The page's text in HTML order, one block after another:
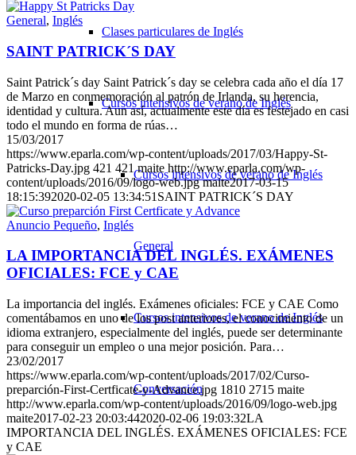
Clases particulares de Inglés
Cursos intensivos de verano de Inglés
Cursos intensivos de verano de Inglés
General
Cursos intensivos de verano de Inglés
Conversación
General, Inglés
SAINT PATRICK´S DAY
Saint Patrick´s day Saint Patrick´s day se celebra cada año el día 17
de Marzo en conmemoración al patrón de Irlanda, su herencia,
identidad y cultura. Aun así, actualmente este día es festejado en casi
todo el mundo en forma de rúas…
15/03/2017
https://www.eparla.com/wp-content/uploads/2017/03/Happy-St-
Patricks-Day.jpg 421 421 maite http://www.eparla.com/wp-
content/uploads/2016/09/logo-web.jpg maite2017-03-15
18:15:392020-02-05 13:34:51 SAINT PATRICK´S DAY
Anuncio Pequeño, Inglés
LA IMPORTANCIA DEL INGLÉS. EXÁMENES
OFICIALES: FCE y CAE
La importancia del inglés. Exámenes oficiales: FCE y CAE Como
comentábamos en uno de los post anteriores, el conocimiento de un
idioma extranjero, especialmente del inglés, puede ser determinante
para conseguir un empleo o una mejor posición. Para…
23/02/2017
https://www.eparla.com/wp-content/uploads/2017/02/Curso-
preparción-First-Certficate-y-Advance.jpg 1810 2715 maite
http://www.eparla.com/wp-content/uploads/2016/09/logo-web.jpg
maite2017-02-23 20:03:442020-02-06 19:03:32LA
IMPORTANCIA DEL INGLÉS. EXÁMENES OFICIALES: FCE
y CAE